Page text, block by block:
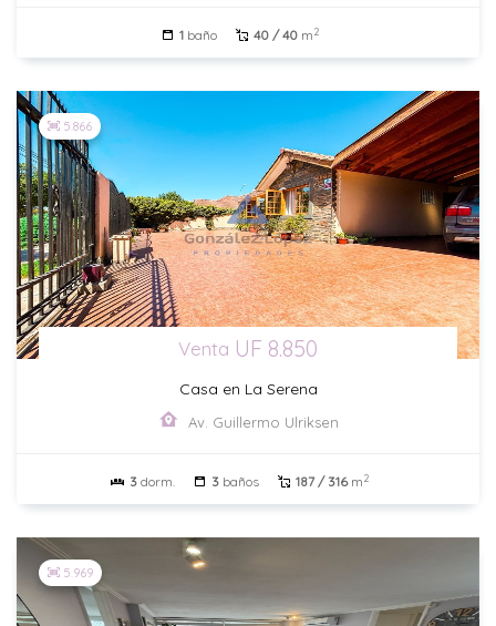
1baño 40 / 40m2
5.866
Venta UF 8.850
Casa en La Serena
Av. Guillermo Ulriksen
3dorm. 3baños 187 / 316m2
5.969